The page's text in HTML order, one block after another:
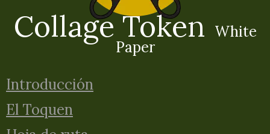
Collage Token White
Paper
Introducción
El Toquen